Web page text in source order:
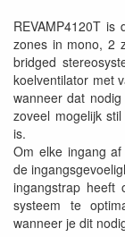
REVAMP4120T
zones in mono, 2
bridged
koelventilator met
wanneer dat
zoveel mogelijk
is.
Om elke ingang
de
ingangstrap heeft
systeem te
wanneer je dit